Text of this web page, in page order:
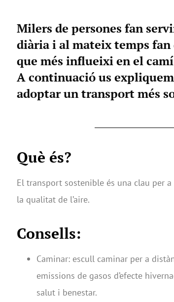
Milers de persones fan
diària i al mateix temps
que més influeixi en el
A continuació us
adoptar un transport més
Què és?
El transport sostenible és una clau per
la qualitat de l’aire.
Consells:
Caminar: escull caminar per a
emissions de gasos d’efecte
salut i benestar.